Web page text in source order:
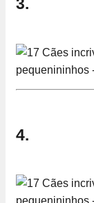
4.